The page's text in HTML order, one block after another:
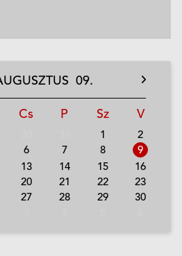
09.
Cs P Sz V
1
2
6 7 8
9
13 14 15
16
20 21 22
23
27 28 29
30